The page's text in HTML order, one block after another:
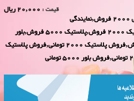
قیمت : 20,000 ریال
فروش ویژه فریزری جهرمی تکی 2000 فروش,نمایندگی
پلاستیک عزیزی در اهواز,پلاستیک 2000 فروش,پلاستیک 5000 فروش,بلور
2000 فروش,بلور 5000 فروش,فروش پلاستیک 2000 تومانی,فروش پلاستیک